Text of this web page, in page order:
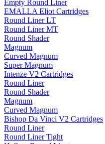
Empty Round Liner
EMALLA Eliot Cartridges
Round Liner LT
Round Liner MT
Round Shader
Magnum
Curved Magnum
Super Magnum
Intenze V2 Cartridges
Round Liner
Round Shader
Magnum
Curved Magnum
Bishop Da Vinci V2 Cartridges
Round Liner
Round Liner Tight